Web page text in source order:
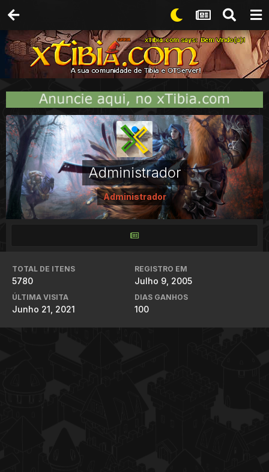
Administrador
Administrador
TOTAL DE ITENS
5780
REGISTRO EM
Julho 9, 2005
ÚLTIMA VISITA
Junho 21, 2021
DIAS GANHOS
100